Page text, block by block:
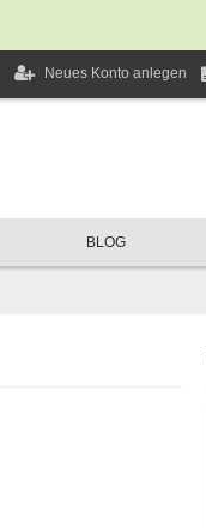
Neues Konto anlegen
BLOG